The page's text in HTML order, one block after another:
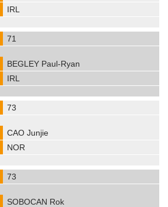
IRL
71
BEGLEY Paul-Ryan
IRL
73
CAO Junjie
NOR
73
SOBOCAN Rok